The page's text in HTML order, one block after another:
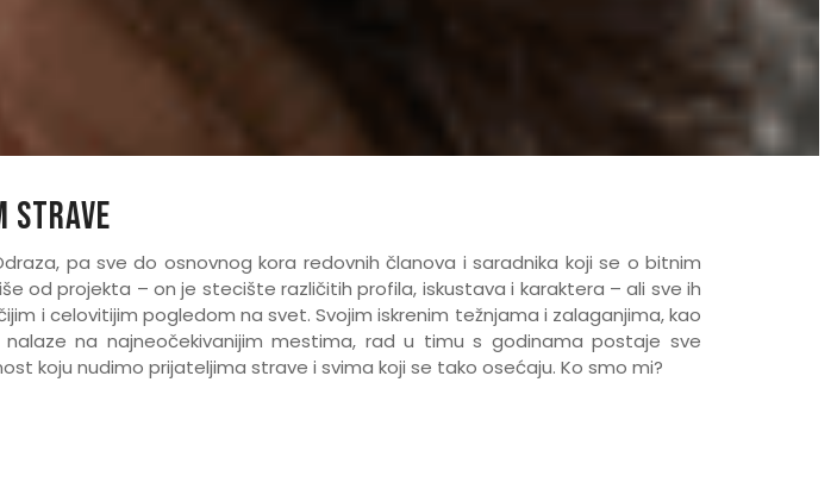
strave
pa sve do osnovnog kora redovnih članova i saradnika koji se o bitnim
od projekta – on je stecište različitih profila, iskustava i karaktera – ali sve ih
i celovitijim pogledom na svet. Svojim iskrenim težnjama i zalaganjima, kao
na najneočekivanijim mestima, rad u timu s godinama postaje sve
koju nudimo prijateljima strave i svima koji se tako osećaju. Ko smo mi?